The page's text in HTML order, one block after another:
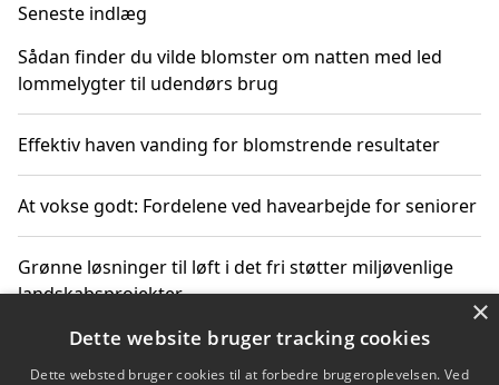
Seneste indlæg
Sådan finder du vilde blomster om natten med led
lommelygter til udendørs brug
Effektiv haven vanding for blomstrende resultater
At vokse godt: Fordelene ved havearbejde for seniorer
Grønne løsninger til løft i det fri støtter miljøvenlige
landskabsprojekter
Gør haven til et frirum for familien og naturen
×
Dette website bruger tracking cookies
Dette websted bruger cookies til at forbedre brugeroplevelsen. Ved